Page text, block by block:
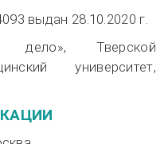
выдан 28.10.2020 г.
Тверской
университет,